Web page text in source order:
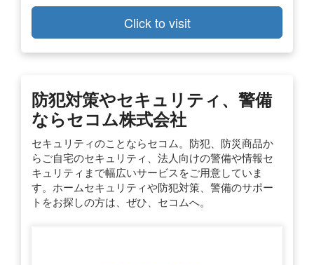
Click to visit
防犯対策やセキュリティ、警備
ならセコム株式会社
セキュリティのことならセコム。防犯、防災商品か
らご自宅のセキュリティ、法人向けの警備や情報セ
キュリティまで幅広いサービスをご用意していま
す。ホームセキュリティや防犯対策、警備のサポー
トをお探しの方は、ぜひ、セコムへ。